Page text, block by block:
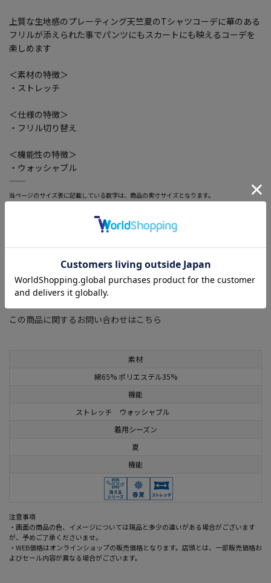
素材
綿65% ポリエステル35%
機能
ストレッチ ウォッシャブル
着用シーズン
夏
機能
注意事項
・画面の商品の色、イメージについては現品と多少の違いがある場合がございます
が、予めご了承くださいませ。
・WEB価格はオンラインショップの販売価格となります。店頭とは、一部販売価格お
よびセール内容が異なる場合がございます。
上質な生地感のプレーティング天竺夏のTシャツコーデに華のある
フリルが添えられた事でパンツにもスカートにも映えるコーデを
楽しめます
＜素材の特徴＞
・ストレッチ
＜仕様の特徴＞
・フリル切り替え
＜機能性の特徴＞
・ウォッシャブル
―――――――――――――――――――――――
当ページのサイズ表に記載している数字は、商品の実寸サイズとなります。
ード寸の目安となりますので、実寸サイズと異なる場合がございます。
・Viola®は、帝人フロンティア（株）が所有する登録商標
関連タグ： #Viola #期間限定SALE(レディース)
この商品に関するお問い合わせはこちら